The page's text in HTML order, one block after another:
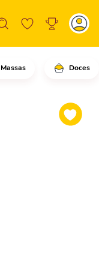
Massas Doces
batatas